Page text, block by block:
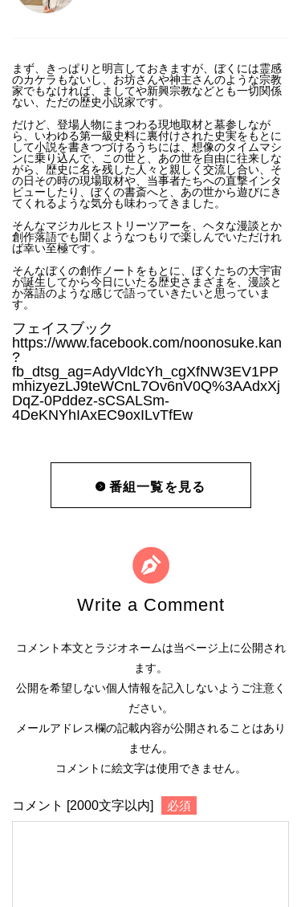
まず、きっぱりと明言しておきますが、ぼくには霊感
のカケラもないし、お坊さんや神主さんのような宗教
家でもなければ、ましてや新興宗教などとも一切関係
ない、ただの歴史小説家です。
だけど、登場人物にまつわる現地取材と墓参しなが
ら、いわゆる第一級史料に裏付けされた史実をもとに
して小説を書きつづけるうちには、想像のタイムマシ
ンに乗り込んで、この世と、あの世を自由に往来しな
がら、歴史に名を残した人々と親しく交流し合い、そ
の日その時の現場取材や、当事者たちへの直撃インタ
ビューしたり、ぼくの書斎へと、あの世から遊びにき
てくれるような気分も味わってきました。
そんなマジカルヒストリーツアーを、ヘタな漫談とか
創作落語でも聞くようなつもりで楽しんでいただけれ
ば幸い至極です。
そんなぼくの創作ノートをもとに、ぼくたちの大宇宙
が誕生してから今日にいたる歴史さまざまを、漫談と
か落語のような感じで語っていきたいと思っていま
す。
フェイスブック
https://www.facebook.com/noonosuke.kan
?
fb_dtsg_ag=AdyVldcYh_cgXfNW3EV1PP
mhizyezLJ9teWCnL7Ov6nV0Q%3AAdxXj
DqZ-0Pddez-sCSALSm-
4DeKNYhIAxEC9oxILvTfEw
番組一覧を見る
Write a Comment
コメント本文とラジオネームは当ページ上に公開され
ます。
公開を希望しない個人情報を記入しないようご注意く
ださい。
メールアドレス欄の記載内容が公開されることはあり
ません。
コメントに絵文字は使用できません。
コメント [2000文字以内] 必須